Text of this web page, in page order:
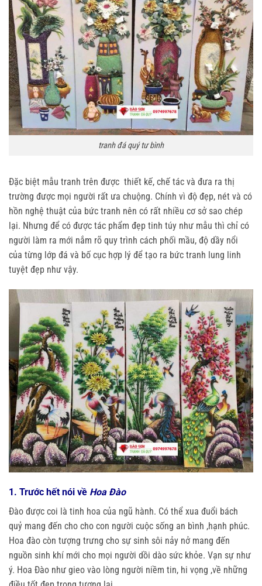
tranh đá quý tư bình
Đặc biệt mẫu tranh trên được thiết kế, chế tác và đưa ra thị
trường được mọi người rất ưa chuộng. Chính vì độ đẹp, nét và có
hồn nghệ thuật của bức tranh nên có rất nhiều cơ sở sao chép
lại. Nhưng để có được tác phẩm đẹp tinh túy như mẫu thì chỉ có
người làm ra mới nắm rõ quy trình cách phối mầu, độ dầy nổi
của từng lớp đá và bố cục hợp lý để tạo ra bức tranh lung linh
tuyệt đẹp như vậy.
1. Trước hết nói về Hoa Đào
Đào được coi là tinh hoa của ngũ hành. Có thể xua đuổi bách
quỷ mang đến cho cho con người cuộc sống an bình ,hạnh phúc.
Hoa đào còn tượng trưng cho sự sinh sôi nảy nở mang đến
nguồn sinh khí mới cho mọi người dồi dào sức khỏe. Vạn sự như
ý. Hoa Đào như gieo vào lòng người niềm tin, hi vọng ,về những